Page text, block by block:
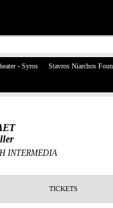
- Syros Stavros Niarchos
INTERMEDIA
TICKETS